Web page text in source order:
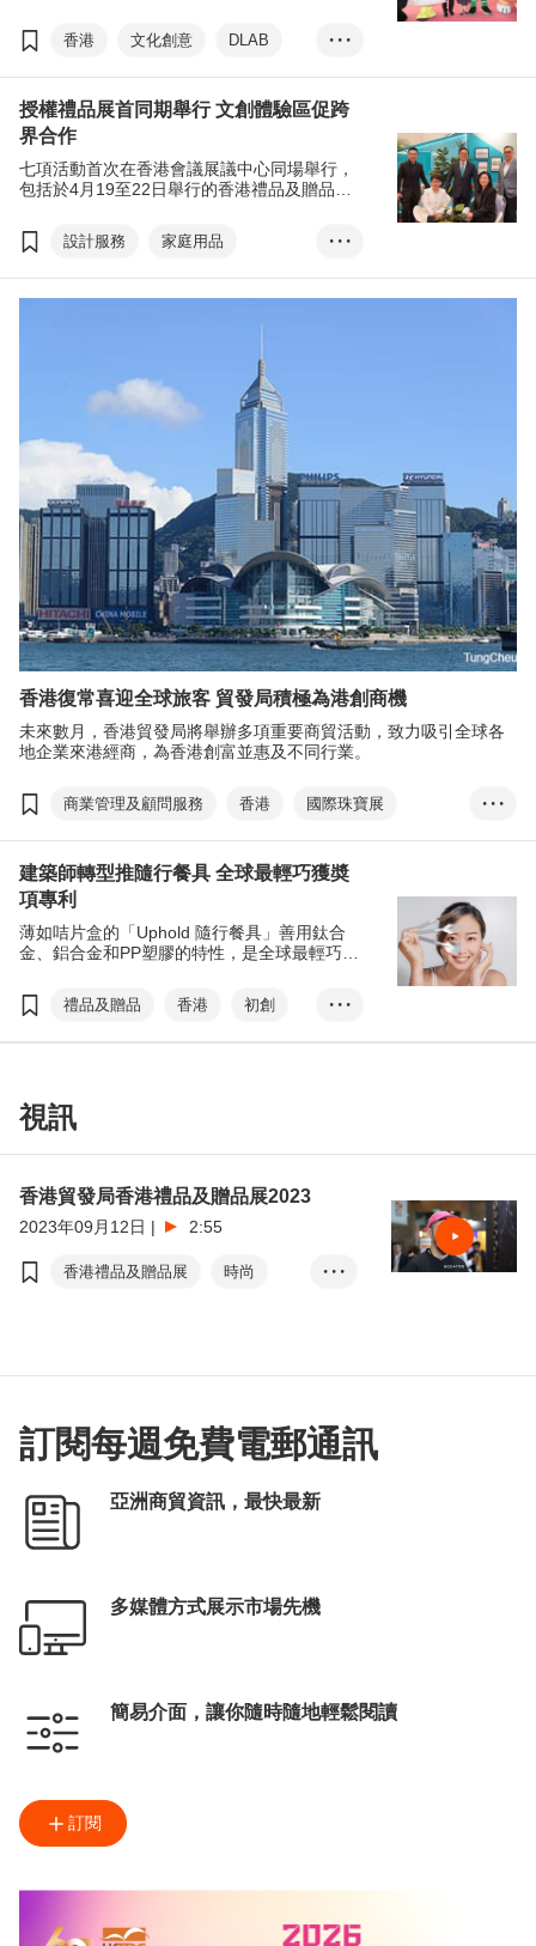
香港時尚家品展
香港國際家用紡織品展
香港時裝節
香港國際授權展
及環球展商，締造跨行業商機。
香港 文化創意
DLAB
林健鋒
香港禮品及贈品展
香港時尚家品展
香港國際家用紡織品展
香港時裝節
香港國際授權展
亞洲授權業會議
展覽+
• • •
授權禮品展首同期舉行 文創體驗區促跨
界合作
七項活動首次在香港會議展議中心同場舉行，
包括於4月19至22日舉行的香港禮品及贈品
展、香港時裝節、香港國際印刷及包裝展，以
及於4月19至21日舉行的香港國際授權展及亞
設計服務
家庭用品
成衣、紡織及配件
香港禮品及贈品展
香港時尚家品展
香港國際家用紡織品展
香港時裝節
香港國際印刷及包裝展
香港國際授權展
亞洲授權業會議
展覽+
• • •
香港復常喜迎全球旅客 貿發局積極為港創商機
未來數月，香港貿發局將舉辦多項重要商貿活動，致力吸引全球各
地企業來港經商，為香港創富並惠及不同行業。
商業管理及顧問服務 香港
國際珠寶展
國際影視展
香港國際創科展
春季電子展
春季燈飾展
香港時尚家品展
香港禮品及贈品展
亞洲授權業會議
國際醫療健康周
成就機遇•首選香港
• • •
建築師轉型推隨行餐具 全球最輕巧獲奬
項專利
薄如咭片盒的「Uphold 隨行餐具」善用鈦合
金、鋁合金和PP塑膠的特性，是全球最輕巧、
榮獲香港出口商會頒發「香港智營設計大賞」
銀獎。創辦人計劃參與香港貿發局主辦的香港
禮品及贈品 香港
初創
成功故事
隨行餐具
• • •
視訊
香港貿發局香港禮品及贈品展2023
2023年09月12日 | 2:55
香港禮品及贈品展
時尚
• • •
訂閱每週免費電郵通訊
亞洲商貿資訊，最快最新
多媒體方式展示市場先機
簡易介面，讓你隨時隨地輕鬆閱讀
訂閱